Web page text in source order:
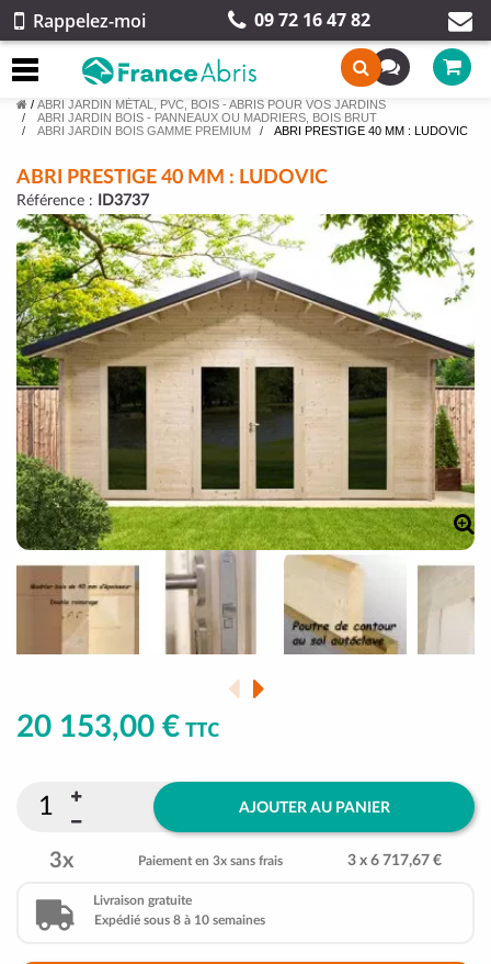
Rappelez-moi 09 72 16 47 82
/ ABRI JARDIN MÉTAL, PVC, BOIS - ABRIS POUR VOS JARDINS
ABRI JARDIN BOIS - PANNEAUX OU MADRIERS, BOIS BRUT
ABRI JARDIN BOIS GAMME PREMIUM
ABRI PRESTIGE 40 MM : LUDOVIC
ABRI PRESTIGE 40 MM : LUDOVIC
Référence : ID3737
20 153,00 € TTC
AJOUTER AU PANIER
3x Paiement en 3x sans frais 3 x 6 717,67 €
Livraison gratuite
Expédié sous 8 à 10 semaines